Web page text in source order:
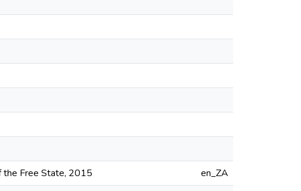
the Free State, 2015 en_ZA